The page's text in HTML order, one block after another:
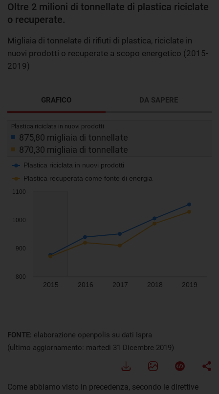
Oltre 2 milioni di tonnellate di plastica riciclate
o recuperate.
Migliaia di tonnelate di rifiuti di plastica, riciclate in
nuovi prodotti o recuperate a scopo energetico (2015-
2019)
GRAFICO DA SAPERE
FONTE: elaborazione openpolis su dati Ispra
(ultimo aggiornamento: martedì 31 Dicembre 2019)
Come abbiamo visto in precedenza, secondo le direttive